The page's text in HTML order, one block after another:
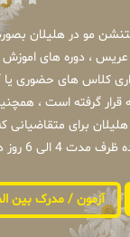
مو در هلیلان
، دوره های
کلاس های حضوری
قرار گرفته است ،
برای متقاضیانی
برگزار میشوند .
آزمون / مدرک بین